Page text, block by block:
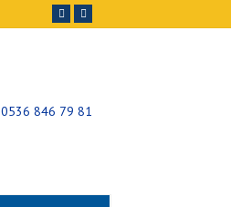
0536 846 79 81